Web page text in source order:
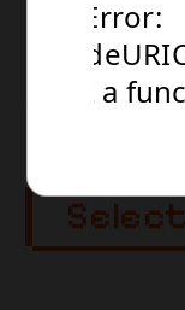
規格：無比例・
運送方式：超商
NT$0
(建議售價) NT$0
TypeError:
is not a
TypeError:
is not a
TypeError:
is not a